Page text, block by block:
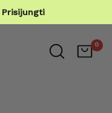
Prisijungti
0